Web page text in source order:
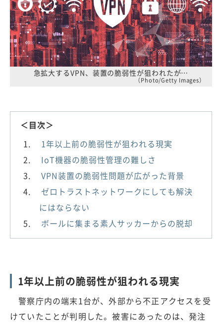
急拡大するVPN、装置の脆弱性が狙われたが…
（Photo/Getty Images）
＜目次＞
1年以上前の脆弱性が狙われる現実
IoT機器の脆弱性管理の難しさ
VPN装置の脆弱性問題が広がった背景
ゼロトラストネットワークにしても解決
にはならない
ボールに集まる素人サッカーからの脱却
1年以上前の脆弱性が狙われる現実
警察庁内の端末1台が、外部から不正アクセスを受
けていたことが判明した。被害にあったのは、発注